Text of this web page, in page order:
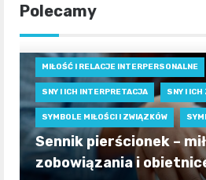
Polecamy
MIŁOŚĆ I RELACJE INTERPERSONALNE
SNY I ICH INTERPRETACJA SNY I
SYMBOLE MIŁOŚCI I ZWIĄZKÓW
Sennik pierścionek –
zobowiązania i